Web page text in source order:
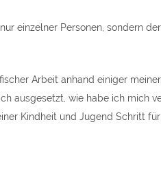
einzelner Personen, sondern der
Arbeit anhand einiger
ausgesetzt, wie habe ich mich
Kindheit und Jugend Schritt